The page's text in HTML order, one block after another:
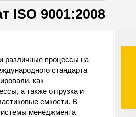
ISO 9001:2008
различные процессы на
стандарта
как
а также отгрузка и
емкости. В
менеджмента